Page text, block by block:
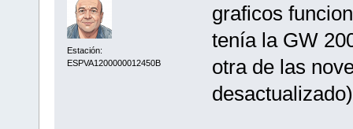
Estación:
ESPVA1200000012450B
graficos
tenía la GW
otra de las